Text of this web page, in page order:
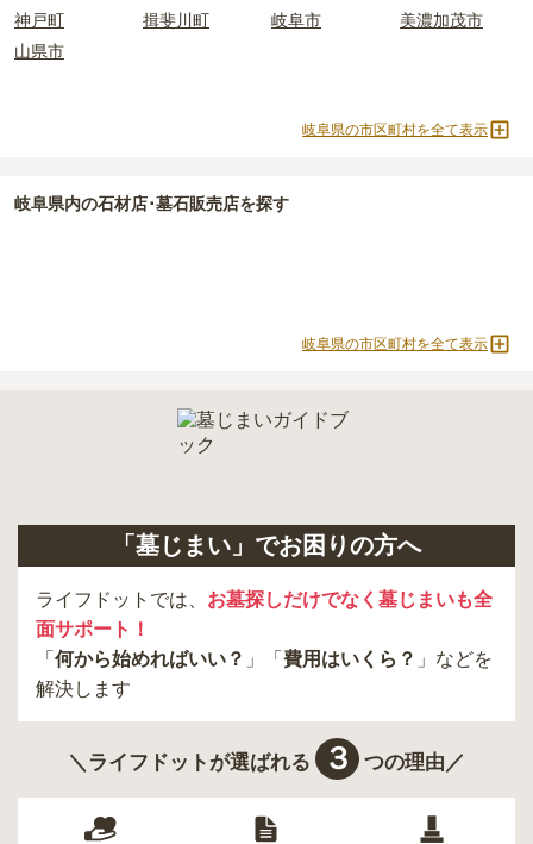
・納骨式の費用
：お墓に遺骨を納める儀式のための費用。僧侶に渡
すお布施、会食などの費用がかかります。
現地見学では、担当者に「提示金額以外にかかる費用はないか」を
3人用区画あり
神戸町
揖斐川町 岐阜市
美濃加茂市
山県市
岐阜県の市区町村を全て表示
岐阜県内の石材店･墓石販売店を探す
岐阜県の市区町村を全て表示
「墓じまい」でお困りの方へ
ライフドットでは、 お墓探しだけでなく墓じまいも全
面サポート！
「 何から始めればいい？ 」「 費用はいくら？ 」などを
解決します
＼ライフドットが選ばれる ３ つの理由／